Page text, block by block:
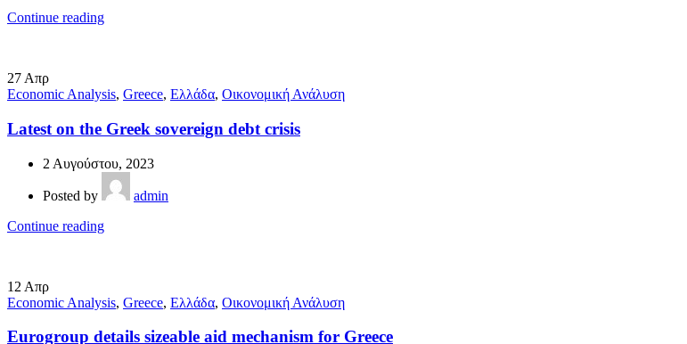
Continue reading
27 Απρ
Economic Analysis, Greece, Ελλάδα, Οικονομική Ανάλυση
Latest on the Greek sovereign debt crisis
2 Αυγούστου, 2023
Posted by
admin
Continue reading
12 Απρ
Economic Analysis, Greece, Ελλάδα, Οικονομική Ανάλυση
Eurogroup details sizeable aid mechanism for Greece